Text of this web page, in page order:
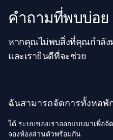
คำถามที่พบบ่อย
หากคุณไม่พบสิ่งที่คุณกำลัง
และเรายินดีที่จะช่วย
ฉันสามารถจัดการทั้งหอพั
ได้ ระบบของเราออกแบบมาเพื่อจั
จองห้องส่วนตัวพร้อมกัน